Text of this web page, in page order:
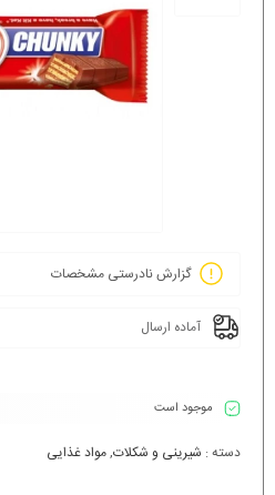
گزارش نادرستی مشخصات
آماده ارسال
موجود است
دسته : شیرینی و شکلات,مواد غذایی